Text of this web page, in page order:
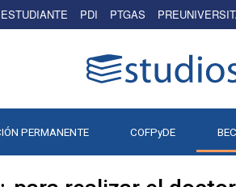
ESTUDIANTE PDI PTGAS
PERMANENTE COFPyDE